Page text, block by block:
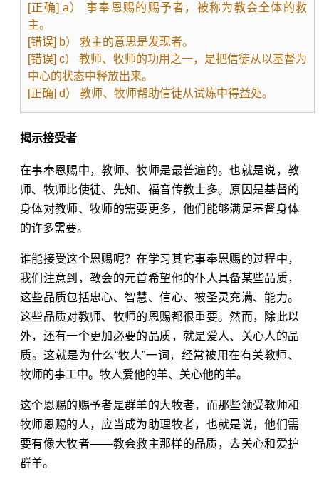
[正确] a） 事奉恩赐的赐予者，被称为教会全体的救
主。
[错误] b） 救主的意思是发现者。
[错误] c） 教师、牧师的功用之一，是把信徒从以基督为
中心的状态中释放出来。
[正确] d） 教师、牧师帮助信徒从试炼中得益处。
揭示接受者
在事奉恩赐中，教师、牧师是最普遍的。也就是说，教
师、牧师比使徒、先知、福音传教士多。原因是基督的
身体对教师、牧师的需要更多，他们能够满足基督身体
的许多需要。
谁能接受这个恩赐呢？在学习其它事奉恩赐的过程中，
我们注意到，教会的元首希望他的仆人具备某些品质，
这些品质包括忠心、智慧、信心、被圣灵充满、能力。
这些品质对教师、牧师的恩赐都很重要。然而，除此以
外，还有一个更加必要的品质，就是爱人、关心人的品
质。这就是为什么“牧人”一词，经常被用在有关教师、
牧师的事工中。牧人爱他的羊、关心他的羊。
这个恩赐的赐予者是群羊的大牧者，而那些领受教师和
牧师恩赐的人，应当成为助理牧者，也就是说，他们需
要有像大牧者——教会救主那样的品质，去关心和爱护
群羊。